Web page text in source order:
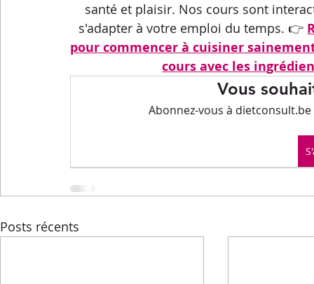
Recettes express Recettes F.L.E.M. Repas
Techniques culinaires Divers
santé et plaisir. Nos cours sont
s'adapter à votre emploi du temps. 👉
pour commencer à cuisiner
cours avec les
Vous
Abonnez-vous à
Posts récents